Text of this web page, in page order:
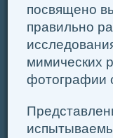
посвящено
правильно
мимических
фотографии